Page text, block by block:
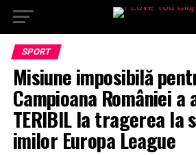
SPORT
Misiune imposibilă
Campioana României a
TERIBIL la tragerea la
imilor Europa League